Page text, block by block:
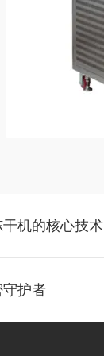
机的核心技术
护者